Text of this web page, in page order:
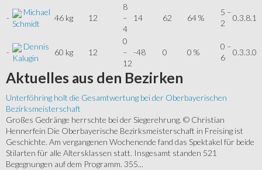
-
Michael
Schmidt
46 kg 12
8
–
4
14 62 64 %
5 –
2
0.3.8.1
-
Dennis
Kalugin
60 kg 12
0
–
12
-48 0 0 %
0 –
6
0.3.3.0
Aktuelles aus den Bezirken
Unterföhring holt die Gesamtwertung bei der Oberbayerischen
Bezirksmeisterschaft
Großes Gedränge herrschte bei der Siegerehrung. © Christian
Hennerfein Die Oberbayerische Bezirksmeisterschaft in Freising ist
Geschichte. Am vergangenen Wochenende fand das Spektakel für beide
Stilarten für alle Altersklassen statt. Insgesamt standen 521
Begegnungen auf dem Programm. 355...